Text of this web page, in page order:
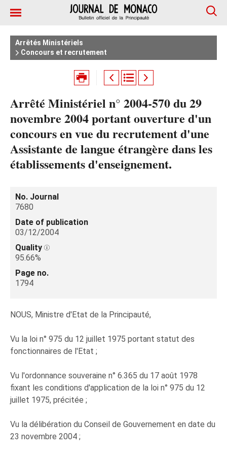
Arrêtés Ministériels
Concours et recrutement
Arrêté Ministériel n° 2004-570 du 29
novembre 2004 portant ouverture d'un
concours en vue du recrutement d'une
Assistante de langue étrangère dans les
établissements d'enseignement.
No. Journal
7680
Date of publication
03/12/2004
Quality
95.66%
Page no.
1794
NOUS, Ministre d'Etat de la Principauté,
Vu la loi n° 975 du 12 juillet 1975 portant statut des
fonctionnaires de l'Etat ;
Vu l'ordonnance souveraine n° 6.365 du 17 août 1978
fixant les conditions d'application de la loi n° 975 du 12
juillet 1975, précitée ;
Vu la délibération du Conseil de Gouvernement en date du
23 novembre 2004 ;